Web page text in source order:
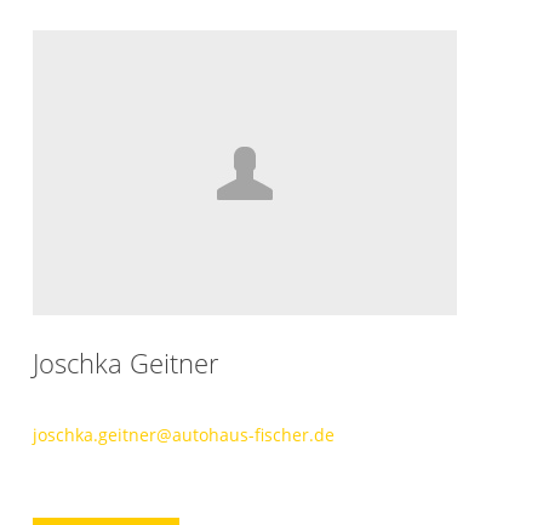
Joschka Geitner
joschka.geitner@autohaus-fischer.de